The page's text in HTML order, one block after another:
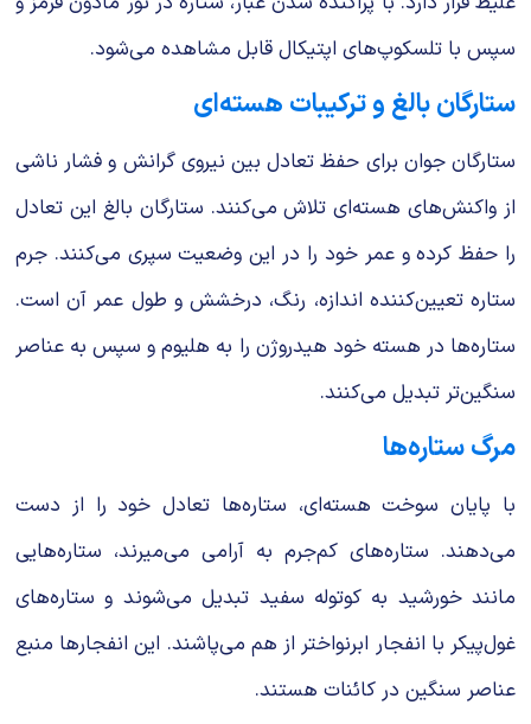
سپس با تلسکوپ‌های اپتیکال قابل مشاهده می‌شود.
ستارگان بالغ و ترکیبات هسته‌ای
ستارگان جوان برای حفظ تعادل بین نیروی گرانش و فشار ناشی
از واکنش‌های هسته‌ای تلاش می‌کنند. ستارگان بالغ این تعادل
را حفظ کرده و عمر خود را در این وضعیت سپری می‌کنند. جرم
ستاره تعیین‌کننده اندازه، رنگ، درخشش و طول عمر آن است.
ستاره‌ها در هسته خود هیدروژن را به هلیوم و سپس به عناصر
سنگین‌تر تبدیل می‌کنند.
مرگ ستاره‌ها
با پایان سوخت هسته‌ای، ستاره‌ها تعادل خود را از دست
می‌دهند. ستاره‌های کم‌جرم به آرامی می‌میرند، ستاره‌هایی
مانند خورشید به کوتوله سفید تبدیل می‌شوند و ستاره‌های
غول‌پیکر با انفجار ابرنواختر از هم می‌پاشند. این انفجارها منبع
عناصر سنگین در کائنات هستند.